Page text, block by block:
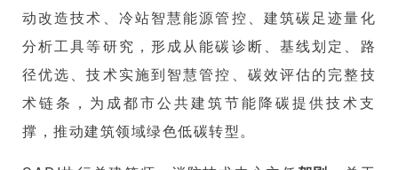
动改造技术、冷站智慧能源管控、建筑碳足迹量化
分析工具等研究，形成从能碳诊断、基线划定、路
径优选、技术实施到智慧管控、碳效评估的完整技
术链条，为成都市公共建筑节能降碳提供技术支
撑，推动建筑领域绿色低碳转型。